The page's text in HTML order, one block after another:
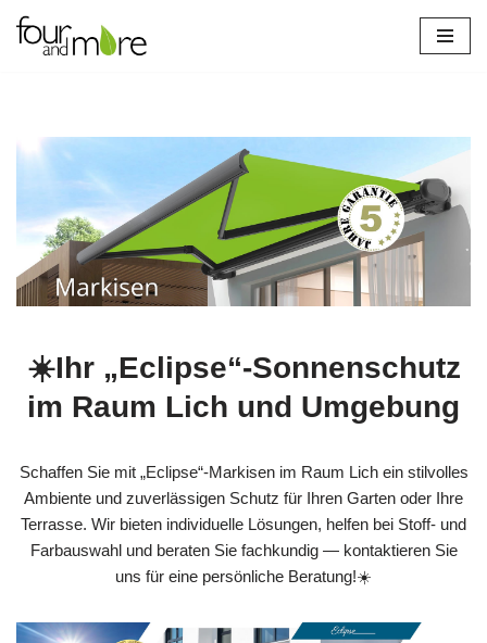
Zum
☀️Ihr „Eclipse“-Sonnenschutz
im Raum Lich und Umgebung
Schaffen Sie mit „Eclipse“-Markisen im Raum Lich ein stilvolles
Ambiente und zuverlässigen Schutz für Ihren Garten oder Ihre
Terrasse. Wir bieten individuelle Lösungen, helfen bei Stoff- und
Farbauswahl und beraten Sie fachkundig — kontaktieren Sie
uns für eine persönliche Beratung!☀️